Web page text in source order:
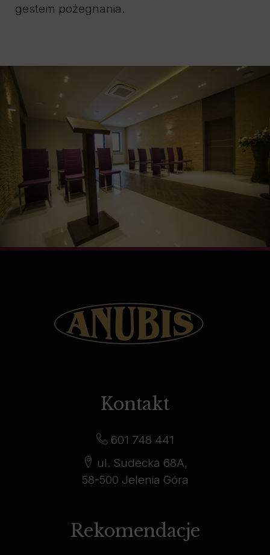
gestem pożegnania.
Kontakt
601 748 441
ul. Sudecka 68A,
58-500 Jelenia Góra
Rekomendacje